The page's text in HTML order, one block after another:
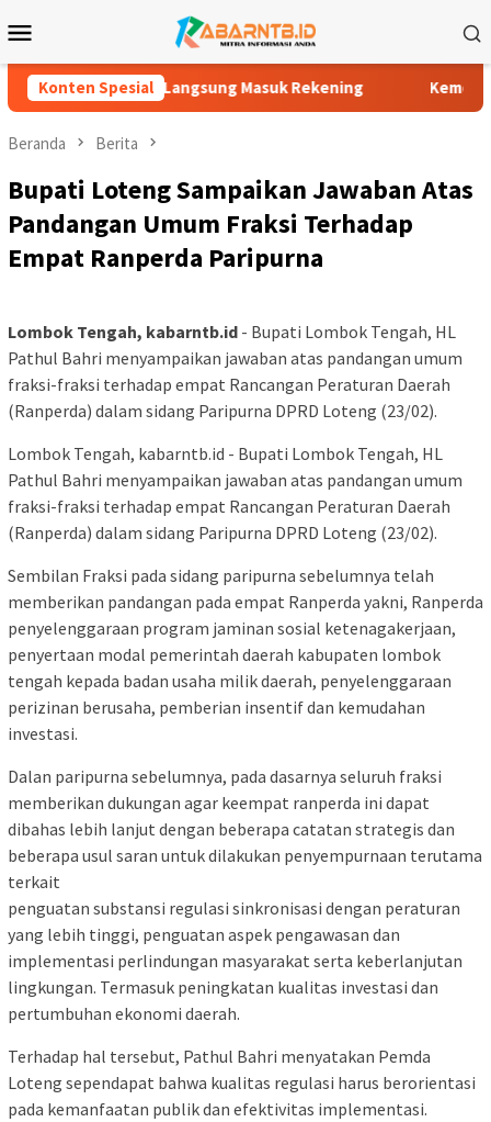
ke
Mobile
Konten Spesial
SK PIP, Dana Langsung Masuk Rekening Kemenag
Beranda Berita
Bupati Loteng Sampaikan Jawaban Atas
Pandangan Umum Fraksi Terhadap
Empat Ranperda Paripurna
Lombok Tengah, kabarntb.id ​- Bupati Lombok Tengah, HL
Pathul Bahri menyampaikan jawaban atas pandangan umum
fraksi-fraksi terhadap empat Rancangan Peraturan Daerah
(Ranperda) dalam sidang Paripurna DPRD Loteng (23/02).
Lombok Tengah, kabarntb.id ​- Bupati Lombok Tengah, HL
Pathul Bahri menyampaikan jawaban atas pandangan umum
fraksi-fraksi terhadap empat Rancangan Peraturan Daerah
(Ranperda) dalam sidang Paripurna DPRD Loteng (23/02).
Sembilan Fraksi pada sidang paripurna sebelumnya telah
memberikan pandangan pada empat Ranperda yakni, Ranperda
​penyelenggaraan program jaminan sosial ketenagakerjaan, ​
penyertaan modal pemerintah daerah kabupaten lombok
tengah kepada badan usaha milik daerah, ​penyelenggaraan
perizinan berusaha, ​pemberian insentif dan kemudahan
investasi.
​Dalan paripurna sebelumnya, pada dasarnya seluruh fraksi ​
memberikan dukungan agar keempat ranperda ini dapat
dibahas lebih lanjut dengan beberapa catatan strategis dan
beberapa usul saran untuk dilakukan penyempurnaan terutama
terkait
​penguatan substansi regulasi ​sinkronisasi dengan peraturan
yang lebih tinggi, ​penguatan aspek pengawasan dan
implementasi ​perlindungan masyarakat serta keberlanjutan
lingkungan. Termasuk ​peningkatan kualitas investasi dan
pertumbuhan ekonomi daerah.
​Terhadap hal tersebut, Pathul Bahri menyatakan Pemda
Loteng sependapat bahwa kualitas regulasi harus berorientasi
pada kemanfaatan publik dan efektivitas implementasi.